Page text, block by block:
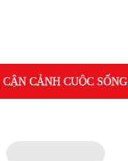
CẬN CẢNH CUỘC SỐNG